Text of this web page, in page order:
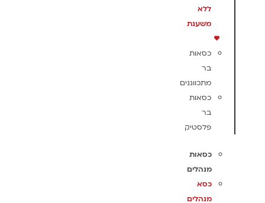
ללא
משענת
כסאות
בר
מתכווננים
כסאות
בר
פלסטיק
כסאות
מנהלים
כסא
מנהלים